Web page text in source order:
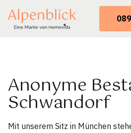
Anonyme
Schwandorf
Mit unserem Sitz in München